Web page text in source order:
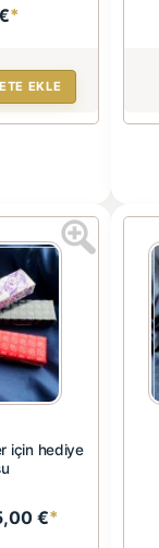
*
EKLE
için hediye
€*